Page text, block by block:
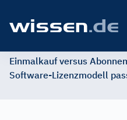
Einmalkauf versus
Software-Lizenzmodell